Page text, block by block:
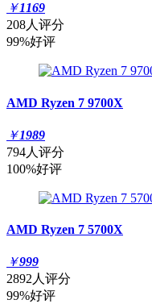
￥1169
208人评分
99%好评
AMD Ryzen 7 9700X
￥1989
794人评分
100%好评
AMD Ryzen 7 5700X
￥999
2892人评分
99%好评